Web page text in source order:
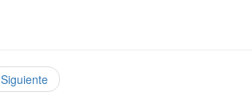
Siguiente